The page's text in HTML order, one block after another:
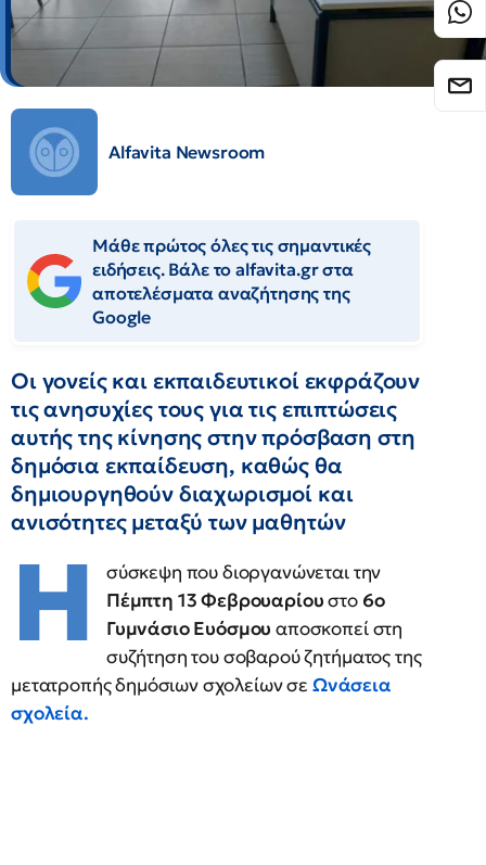
Alfavita Newsroom
Μάθε πρώτος όλες τις σημαντικές
ειδήσεις. Βάλε το alfavita.gr στα
αποτελέσματα αναζήτησης της
Google
Οι γονείς και εκπαιδευτικοί εκφράζουν
τις ανησυχίες τους για τις επιπτώσεις
αυτής της κίνησης στην πρόσβαση στη
δημόσια εκπαίδευση, καθώς θα
δημιουργηθούν διαχωρισμοί και
ανισότητες μεταξύ των μαθητών
Η
σύσκεψη που διοργανώνεται την
Πέμπτη 13 Φεβρουαρίουστο 6ο
Γυμνάσιο Ευόσμου αποσκοπεί στη
συζήτηση του σοβαρού ζητήματος της
μετατροπής δημόσιων σχολείων σε Ωνάσεια
σχολεία.